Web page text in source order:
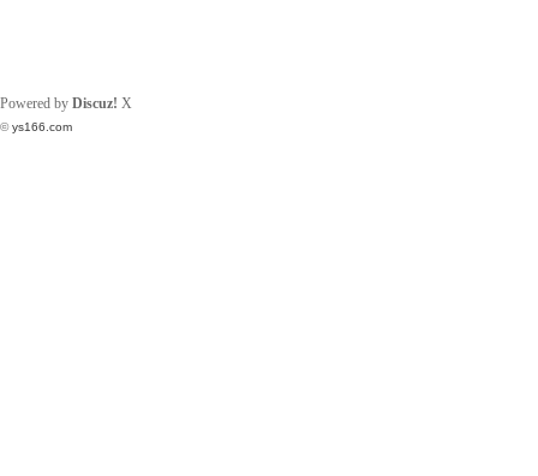
Powered by Discuz! X
©ys166.com